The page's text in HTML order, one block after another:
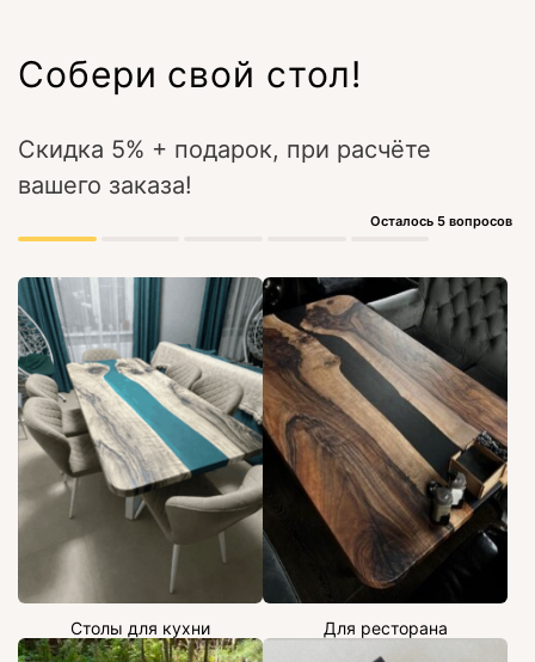
Собери свой стол!
Скидка 5% + подарок, при расчёте
вашего заказа!
Осталось 5 вопросов
Столы для кухни Для ресторана